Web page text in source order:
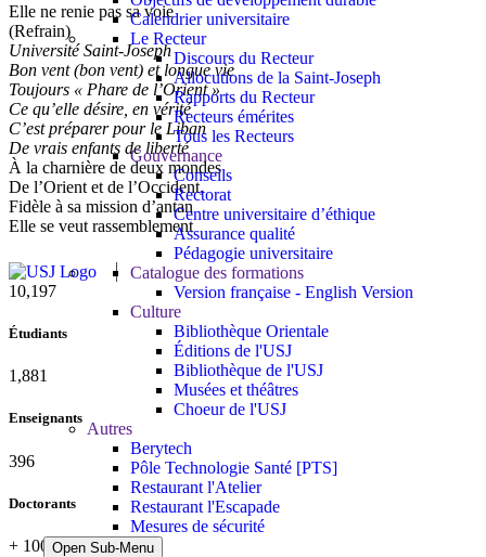
Calendrier universitaire
Le Recteur
Discours du Recteur
Allocutions de la Saint-Joseph
Rapports du Recteur
Recteurs émérites
Tous les Recteurs
Gouvernance
Conseils
Rectorat
Centre universitaire d’éthique
Assurance qualité
Pédagogie universitaire
Catalogue des formations
Version française - English Version
Culture
Bibliothèque Orientale
Éditions de l'USJ
Bibliothèque de l'USJ
Musées et théâtres
Choeur de l'USJ
Autres
Berytech
Pôle Technologie Santé [PTS]
Restaurant l'Atelier
Restaurant l'Escapade
Mesures de sécurité
Open Sub-Menu
Elle ne renie pas sa voie
(Refrain)
Université Saint-Joseph
Bon vent (bon vent) et longue vie
Toujours « Phare de l’Orient »
Ce qu’elle désire, en vérité
C’est préparer pour le Liban
De vrais enfants de liberté
À la charnière de deux mondes
De l’Orient et de l’Occident,
Fidèle à sa mission d’antan
Elle se veut rassemblement
10,815
Étudiants
1,995
Enseignants
420
Doctorants
+ 100,000